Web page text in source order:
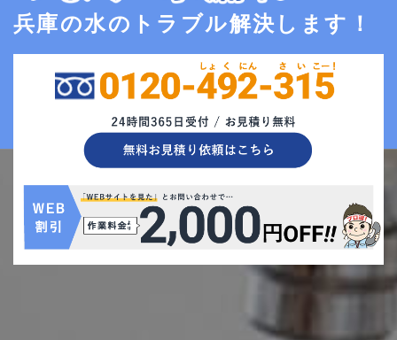
兵庫の水のトラブル解決します！